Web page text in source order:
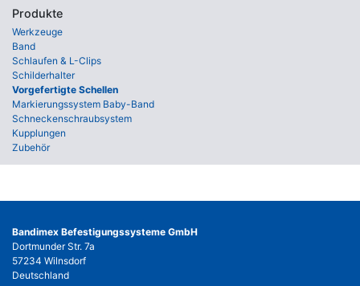
Produkte
Werkzeuge
Band
Schlaufen & L-Clips
Schilderhalter
Vorgefertigte Schellen
Markierungssystem Baby-Band
Schneckenschraubsystem
Kupplungen
Zubehör
Bandimex Befestigungssysteme GmbH
Dortmunder Str. 7a
57234 Wilnsdorf
Deutschland